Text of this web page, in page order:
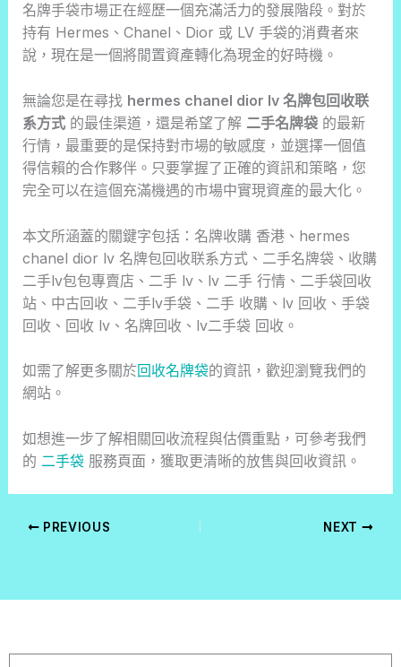
名牌手袋市場正在經歷一個充滿活力的發展階段。對於
持有 Hermes、Chanel、Dior 或 LV 手袋的消費者來
說，現在是一個將閒置資產轉化為現金的好時機。
無論您是在尋找 hermes chanel dior lv 名牌包回收联
系方式的最佳渠道，還是希望了解 二手名牌袋的最新
行情，最重要的是保持對市場的敏感度，並選擇一個值
得信賴的合作夥伴。只要掌握了正確的資訊和策略，您
完全可以在這個充滿機遇的市場中實現資產的最大化。
本文所涵蓋的關鍵字包括：名牌收購 香港、hermes
chanel dior lv 名牌包回收联系方式、二手名牌袋、收購
二手lv包包專賣店、二手 lv、lv 二手 行情、二手袋回收
站、中古回收、二手lv手袋、二手 收購、lv 回收、手袋
回收、回收 lv、名牌回收、lv二手袋 回收。
如需了解更多關於回收名牌袋的資訊，歡迎瀏覽我們的
網站。
如想進一步了解相關回收流程與估價重點，可參考我們
的 二手袋服務頁面，獲取更清晰的放售與回收資訊。
PREVIOUS NEXT